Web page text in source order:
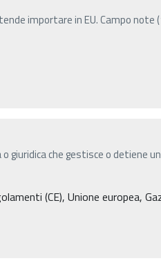
importare in EU. Campo note
giuridica che gestisce o detiene
(CE), Unione europea,